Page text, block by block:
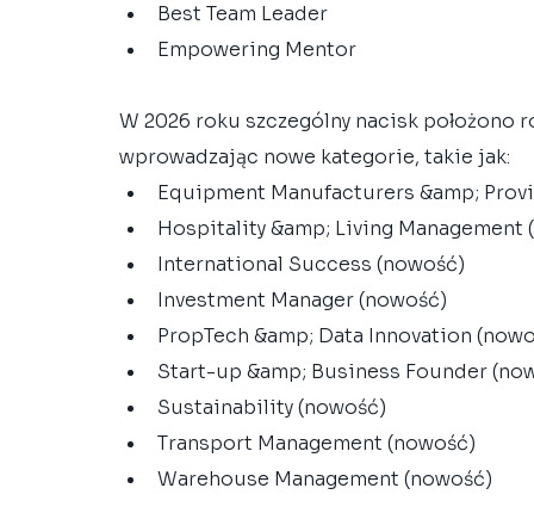
Best Team Leader
Empowering Mentor
W 2026 roku szczególny nacisk położono
wprowadzając nowe kategorie, takie jak:
Equipment Manufacturers &amp;
Hospitality &amp; Living Management
International Success (nowość)
Investment Manager (nowość)
PropTech &amp; Data Innovation
Start-up &amp; Business Founder
Sustainability (nowość)
Transport Management (nowość)
Warehouse Management (nowość)